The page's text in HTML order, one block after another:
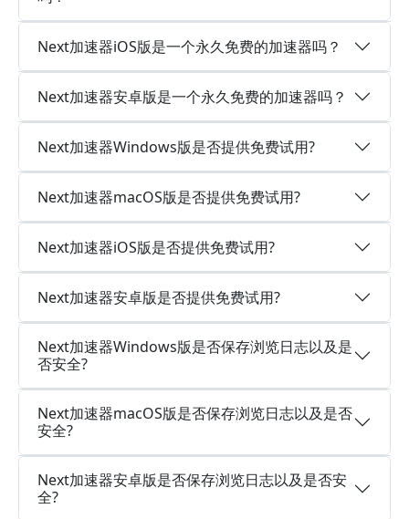
Next加速器iOS版是一个永久免费的加速器吗？
Next加速器安卓版是一个永久免费的加速器吗？
Next加速器Windows版是否提供免费试用?
Next加速器macOS版是否提供免费试用?
Next加速器iOS版是否提供免费试用?
Next加速器安卓版是否提供免费试用?
Next加速器Windows版是否保存浏览日志以及是
否安全?
Next加速器macOS版是否保存浏览日志以及是否
安全?
Next加速器安卓版是否保存浏览日志以及是否安
全?